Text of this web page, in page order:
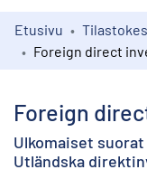
Kokoelmat
Etusivu
Foreign
Ulkomaiset
Utländska